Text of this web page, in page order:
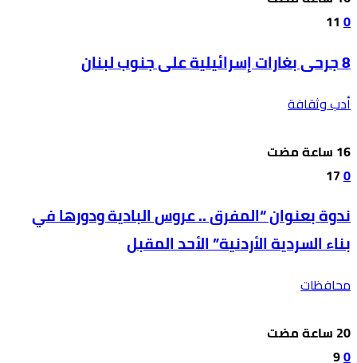
0
11
8 جرحى بغارات إسرائيلية على جنوب لبنان
أدب وثقافة
0
17
ندوة بعنوان “المفرق .. عروس البادية ودورها في
بناء السردية الأردنية” الأحد المقبل
محافظات
0
9